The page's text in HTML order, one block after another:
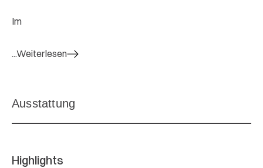
Im
...Weiterlesen
Highlights